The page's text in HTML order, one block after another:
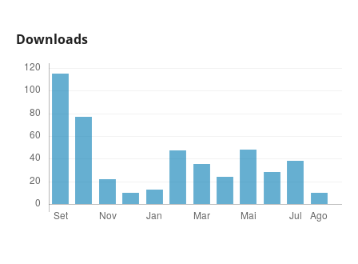
Downloads